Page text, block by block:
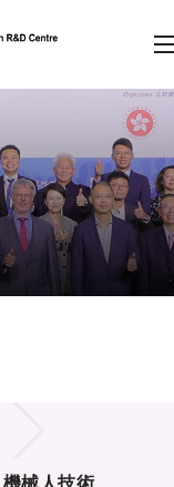
入
繁 简